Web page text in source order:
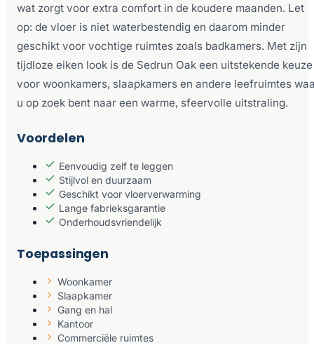
wat zorgt voor extra comfort in de koudere maanden. Let
op: de vloer is niet waterbestendig en daarom minder
geschikt voor vochtige ruimtes zoals badkamers. Met zijn
tijdloze eiken look is de Sedrun Oak een uitstekende keuze
voor woonkamers, slaapkamers en andere leefruimtes
u op zoek bent naar een warme, sfeervolle uitstraling.
Voordelen
Eenvoudig zelf te leggen
Stijlvol en duurzaam
Geschikt voor vloerverwarming
Lange fabrieksgarantie
Onderhoudsvriendelijk
Toepassingen
Woonkamer
Slaapkamer
Gang en hal
Kantoor
Commerciële ruimtes